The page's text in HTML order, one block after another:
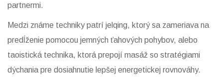
partnermi.
Medzi známe techniky patrí jelqing, ktorý sa zameriava na
predĺženie pomocou jemných ťahových pohybov, alebo
taoistická technika, ktorá prepojí masáž so stratégiami
dýchania pre dosiahnutie lepšej energetickej rovnováhy.